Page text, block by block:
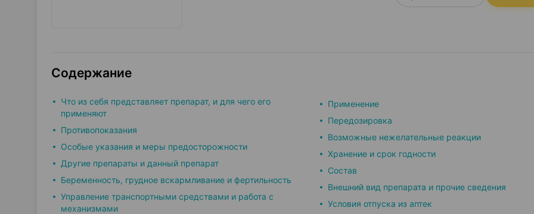
Содержание
Что из себя представляет препарат, и для чего его
применяют
Противопоказания
Особые указания и меры предосторожности
Другие препараты и данный препарат
Беременность, грудное вскармливание и фертильность
Управление транспортными средствами и работа с
механизмами
Применение
Передозировка
Возможные нежелательные реакции
Хранение и срок годности
Состав
Внешний вид препарата и прочие сведения
Условия отпуска из аптек